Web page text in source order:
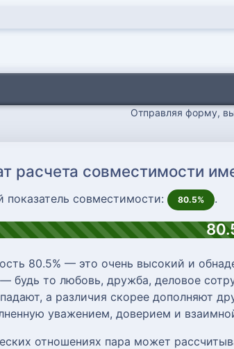
Отправляя форму,
расчета совместимости
показатель совместимости: 80.5% .
80.5% — это очень высокий и
будь то любовь, дружба, деловое
а различия скорее дополняют
уважением, доверием и
отношениях пара может